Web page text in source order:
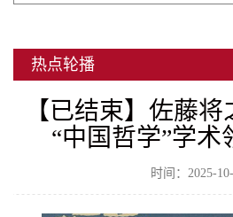
热点轮播
【已结束】佐藤
“中国哲学”学术
时间：2025-